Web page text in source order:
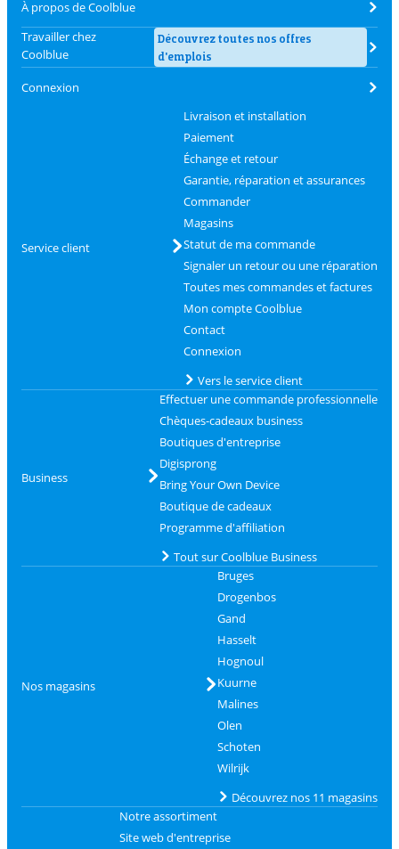
À propos de Coolblue
Travailler chez
Coolblue
Découvrez toutes nos offres
d'emplois
Connexion
Service client
Livraison et installation
Paiement
Échange et retour
Garantie, réparation et assurances
Commander
Magasins
Statut de ma commande
Signaler un retour ou une réparation
Toutes mes commandes et factures
Mon compte Coolblue
Contact
Connexion
Vers le service client
Business
Effectuer une commande professionnelle
Chèques-cadeaux business
Boutiques d'entreprise
Digisprong
Bring Your Own Device
Boutique de cadeaux
Programme d'affiliation
Tout sur Coolblue Business
Nos magasins
Bruges
Drogenbos
Gand
Hasselt
Hognoul
Kuurne
Malines
Olen
Schoten
Wilrijk
Découvrez nos 11 magasins
Notre assortiment
Site web d'entreprise